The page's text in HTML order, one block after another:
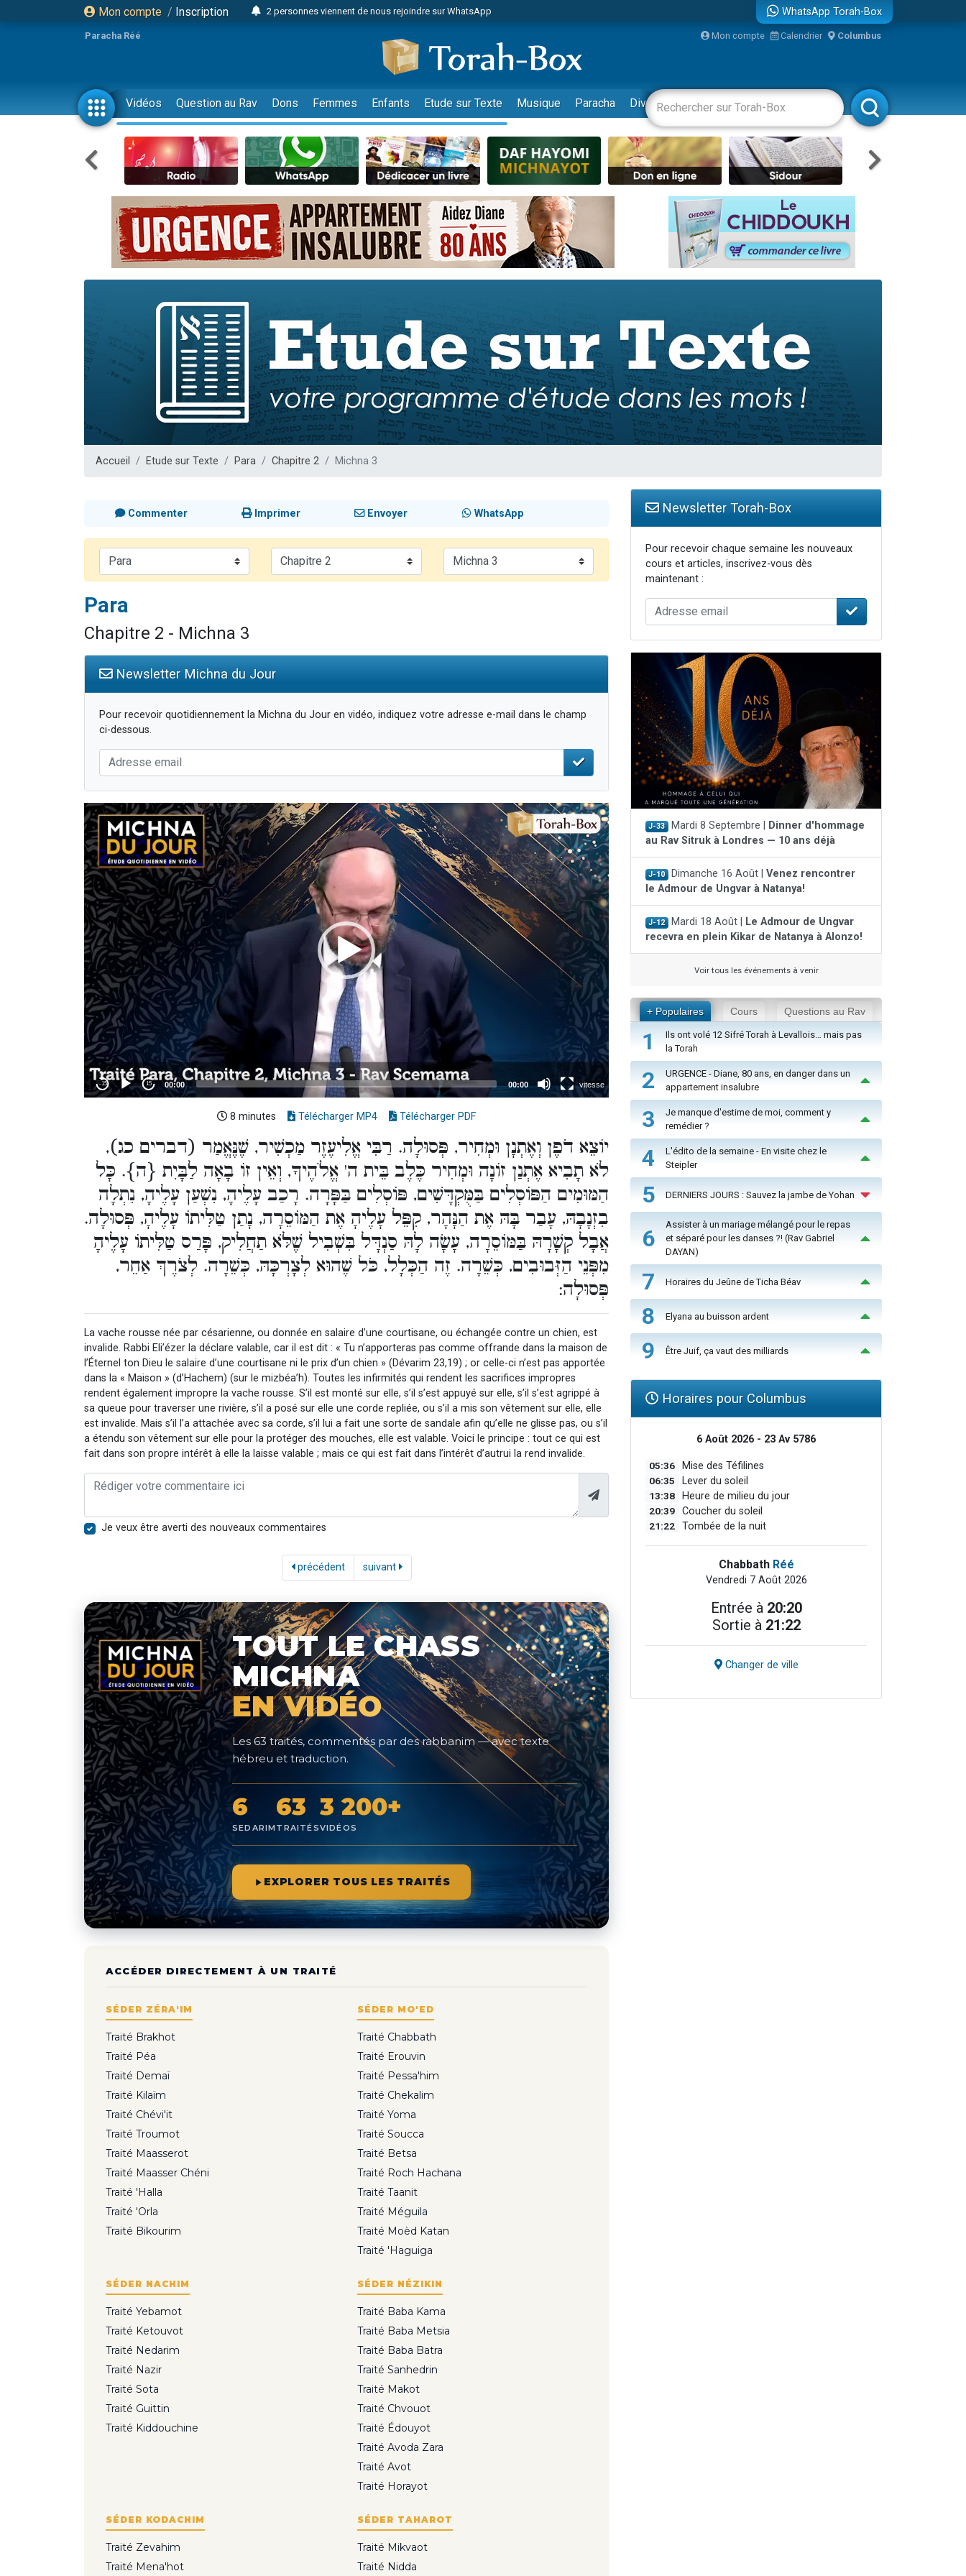
Mon compte / Inscription
2 personnes viennent de nous rejoindre sur WhatsApp
12 nouvelles musiques dans Torah-Box Music
30 personnes viennent de faire un don pour Sauvez la jambe de Yohan
Il reste 49 places pour étudier en groupe sur Zoom
3 personnes viennent de nous rejoindre sur WhatsApp
2 personnes viennent de nous rejoindre sur WhatsApp
3 personnes viennent de nous rejoindre sur WhatsApp
2 nouvelles musiques dans Torah-Box Music
8 personnes viennent de faire un don pour Tsédaka : pauvres d'Israel
Nouvelle émission radio : Visions de grandeur n°104 : Le Chabbath et le Birkat Hamazone à travers le temps
61 personnes viennent de demander une bénédiction
Il reste 49 places pour étudier en groupe sur Zoom
6 personnes viennent de faire un don pour 5 enfants déjà orphelins risquent de perdre leur maman
2 personnes viennent de faire un don pour Reloger Rivka, 6 enfants, victime de violences...
10 personnes viennent de demander une bénédiction
Il reste 49 places pour étudier en groupe sur Zoom
3 personnes viennent de faire un don pour Diane, 80 ans, dans un appartement insalubre
WhatsApp Torah-Box
Paracha Réé Mon compte Calendrier Columbus
Vidéos Question au Rav Dons Femmes Enfants Etude sur Texte Musique Paracha Divertissements Livres Rabbanim
Accueil Etude sur Texte Para Chapitre 2 Michna 3
Commenter Imprimer Envoyer WhatsApp
Para
Chapitre 2 - Michna 3
Newsletter Michna du Jour
Pour recevoir quotidiennement la Michna du Jour en vidéo, indiquez votre adresse e-mail dans le champ
ci-dessous.
8 minutes Télécharger MP4 Télécharger PDF
יוֹצֵא דֹפֶן וְאֶתְנָן וּמְחִיר, פְּסוּלָה. רַבִּי אֱלִיעֶזֶר מַכְשִׁיר, שֶׁנֶּאֱמַר (דברים כג),
לֹא תָבִיא אֶתְנַן זוֹנָה וּמְחִיר כֶּלֶב בֵּית ה' אֱלֹהֶיךָ, וְאֵין זוֹ בָאָה לַבָּיִת {ה}. כָּל
הַמּוּמִים הַפּוֹסְלִים בַּמֻּקְדָּשִׁים, פּוֹסְלִים בַּפָּרָה. רָכַב עָלֶיהָ, נִשְׁעַן עָלֶיהָ, נִתְלָה
בִזְנָבָהּ, עָבַר בָּהּ אֶת הַנָּהָר, קִפֵּל עָלֶיהָ אֶת הַמּוֹסֵרָה, נָתַן טַלִּיתוֹ עָלֶיהָ, פְּסוּלָה.
אֲבָל קְשָׁרָהּ בַּמּוֹסֵרָה, עָשָׂה לָהּ סַנְדָּל בִּשְׁבִיל שֶׁלֹּא תַחֲלִיק, פָּרַס טַלִּיתוֹ עָלֶיהָ
מִפְּנֵי הַזְּבוּבִים, כְּשֵׁרָה. זֶה הַכְּלָל, כֹּל שֶׁהוּא לְצָרְכָּהּ, כְּשֵׁרָה. לְצֹרֶךְ אַחֵר,
פְּסוּלָה:
La vache rousse née par césarienne, ou donnée en salaire d’une courtisane, ou échangée contre un chien, est
invalide. Rabbi Eli’ézer la déclare valable, car il est dit : « Tu n’apporteras pas comme offrande dans la maison de
l’Éternel ton Dieu le salaire d’une courtisane ni le prix d’un chien » (Dévarim 23,19) ; or celle-ci n’est pas apportée
dans la « Maison » (d’Hachem) (sur le mizbéa’h). Toutes les infirmités qui rendent les sacrifices impropres
rendent également impropre la vache rousse. S’il est monté sur elle, s’il s’est appuyé sur elle, s’il s’est agrippé à
sa queue pour traverser une rivière, s’il a posé sur elle une corde repliée, ou s’il a mis son vêtement sur elle, elle
est invalide. Mais s’il l’a attachée avec sa corde, s’il lui a fait une sorte de sandale afin qu’elle ne glisse pas, ou s’il
a étendu son vêtement sur elle pour la protéger des mouches, elle est valable. Voici le principe : tout ce qui est
fait dans son propre intérêt à elle la laisse valable ; mais ce qui est fait dans l’intérêt d’autrui la rend invalide.
Je veux être averti des nouveaux commentaires
précédent suivant
TOUT LE CHASS
MICHNA
EN VIDÉO
Les 63 traités, commentés par des rabbanim — avec texte
hébreu et traduction.
6
SEDARIM
63
TRAITÉS
3 200+
VIDÉOS
EXPLORER TOUS LES TRAITÉS
ACCÉDER DIRECTEMENT À UN TRAITÉ
SÉDER ZÉRA'IM
Traité Brakhot
Traité Péa
Traité Demaï
Traité Kilaïm
Traité Chévi'it
Traité Troumot
Traité Maasserot
Traité Maasser Chéni
Traité 'Halla
Traité 'Orla
Traité Bikourim
SÉDER MO'ED
Traité Chabbath
Traité Erouvin
Traité Pessa'him
Traité Chekalim
Traité Yoma
Traité Soucca
Traité Betsa
Traité Roch Hachana
Traité Taanit
Traité Méguila
Traité Moèd Katan
Traité 'Haguiga
SÉDER NACHIM
Traité Yebamot
Traité Ketouvot
Traité Nedarim
Traité Nazir
Traité Sota
Traité Guittin
Traité Kiddouchine
SÉDER NÉZIKIN
Traité Baba Kama
Traité Baba Metsia
Traité Baba Batra
Traité Sanhedrin
Traité Makot
Traité Chvouot
Traité Édouyot
Traité Avoda Zara
Traité Avot
Traité Horayot
SÉDER KODACHIM
Traité Zevahim
Traité Mena'hot
SÉDER TAHAROT
Traité Mikvaot
Traité Nidda
Newsletter Torah-Box
Pour recevoir chaque semaine les nouveaux
cours et articles, inscrivez-vous dès
maintenant :
J-33 Mardi 8 Septembre |
Dinner d'hommage
au Rav Sitruk à Londres — 10 ans déjà
J-10 Dimanche 16 Août | Venez rencontrer
le Admour de Ungvar à Natanya!
J-12 Mardi 18 Août |
Le Admour de Ungvar
recevra en plein Kikar de Natanya à Alonzo!
Voir tous les événements à venir
+ Populaires Cours Questions au Rav
1
Ils ont volé 12 Sifré Torah à Levallois… mais pas
la Torah
2
URGENCE - Diane, 80 ans, en danger dans un
appartement insalubre
3
Je manque d'estime de moi, comment y
remédier ?
4
L'édito de la semaine - En visite chez le
Steipler
5 DERNIERS JOURS : Sauvez la jambe de Yohan
6
Assister à un mariage mélangé pour le repas
et séparé pour les danses ?! (Rav Gabriel
DAYAN)
7 Horaires du Jeûne de Ticha Béav
8 Elyana au buisson ardent
9 Être Juif, ça vaut des milliards
Horaires pour Columbus
6 Août 2026 - 23 Av 5786
05:36 Mise des Téfilines
06:35 Lever du soleil
13:38 Heure de milieu du jour
20:39 Coucher du soleil
21:22 Tombée de la nuit
Chabbath Réé
Vendredi 7 Août 2026
Entrée à 20:20
Sortie à 21:22
Changer de ville